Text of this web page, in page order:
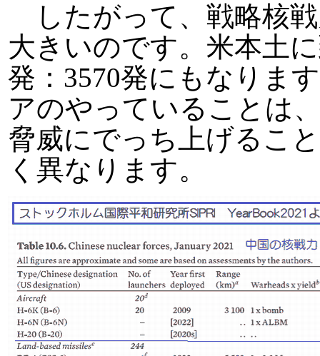
したがって、戦略核
大きいのです。米本土
発：3570発にもなりま
アのやっていることは
脅威にでっち上げるこ
く異なります。